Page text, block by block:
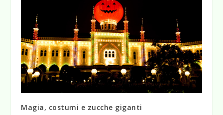
Magia, costumi e zucche giganti